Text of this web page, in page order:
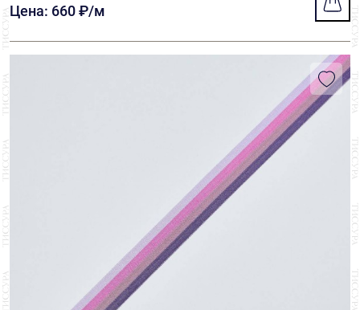
Цена: 660 ₽/м